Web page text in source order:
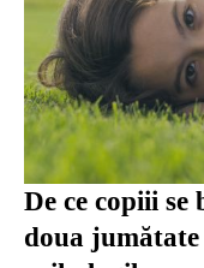
De ce copiii
doua